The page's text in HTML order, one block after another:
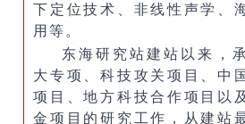
下定位技术、非线性声学、
用等。
东海研究站建站以来，
大专项、科技攻关项目、中
项目、地方科技合作项目以
金项目的研究工作，从建站